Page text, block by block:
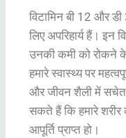
विटामिन बी 12 और
लिए अपरिहार्य हैं। इन
उनकी कमी को रोकने
हमारे स्वास्थ्य पर
और जीवन शैली में सचेत
सकते हैं कि हमारे शरीर
आपूर्ति प्राप्त हो।